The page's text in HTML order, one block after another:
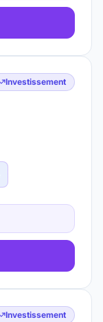
Investissement
Investissement